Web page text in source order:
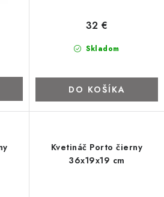
Odstúpenie od zmluvy - vrátenie
Skladom
32 €
DO KOŠÍKA
Kvetináč Porto čierny
36x19x19 cm